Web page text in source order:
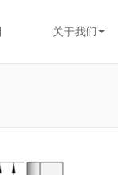
关于我们